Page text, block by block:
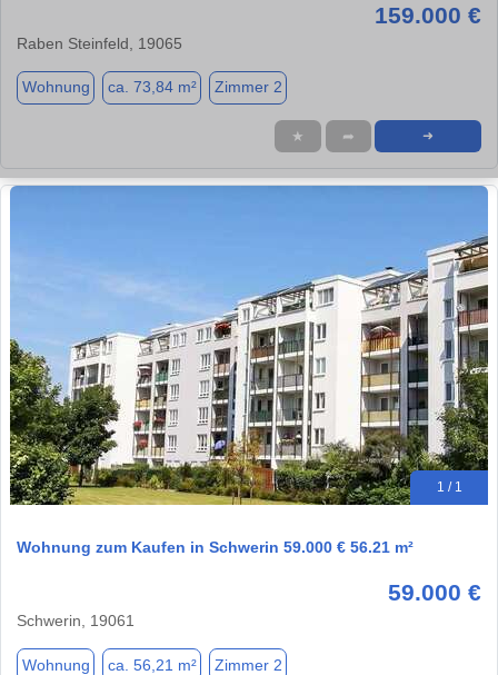
159.000 €
Raben Steinfeld, 19065
Wohnung ca. 73,84 m² Zimmer 2
★ ➦ ➜
1 / 1
Wohnung zum Kaufen in Schwerin 59.000 € 56.21 m²
59.000 €
Schwerin, 19061
Wohnung ca. 56,21 m² Zimmer 2